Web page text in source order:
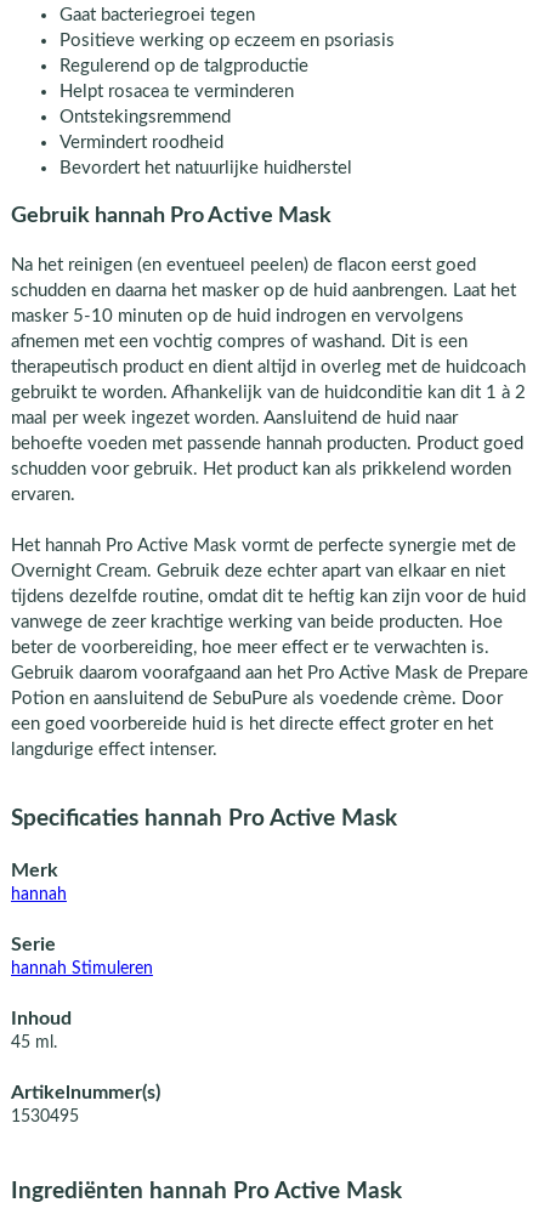
Gaat bacteriegroei tegen
Positieve werking op eczeem en psoriasis
Regulerend op de talgproductie
Helpt rosacea te verminderen
Ontstekingsremmend
Vermindert roodheid
Bevordert het natuurlijke huidherstel
Gebruik hannah Pro Active Mask
Na het reinigen (en eventueel peelen) de flacon eerst goed
schudden en daarna het masker op de huid aanbrengen. Laat het
masker 5-10 minuten op de huid indrogen en vervolgens
afnemen met een vochtig compres of washand. Dit is een
therapeutisch product en dient altijd in overleg met de huidcoach
gebruikt te worden. Afhankelijk van de huidconditie kan dit 1 à 2
maal per week ingezet worden. Aansluitend de huid naar
behoefte voeden met passende hannah producten. Product goed
schudden voor gebruik. Het product kan als prikkelend worden
ervaren.
Het hannah Pro Active Mask vormt de perfecte synergie met de
Overnight Cream. Gebruik deze echter apart van elkaar en niet
tijdens dezelfde routine, omdat dit te heftig kan zijn voor de huid
vanwege de zeer krachtige werking van beide producten. Hoe
beter de voorbereiding, hoe meer effect er te verwachten is.
Gebruik daarom voorafgaand aan het Pro Active Mask de Prepare
Potion en aansluitend de SebuPure als voedende crème. Door
een goed voorbereide huid is het directe effect groter en het
langdurige effect intenser.
Specificaties hannah Pro Active Mask
Merk
hannah
Serie
hannah Stimuleren
Inhoud
45 ml.
Artikelnummer(s)
1530495
Ingrediënten hannah Pro Active Mask